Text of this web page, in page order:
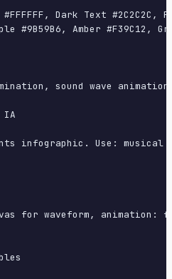
Dark Text #2C2C2C,
#9B59B6, Amber #F39C12,
sound wave
IA
infographic. Use:
for waveform,